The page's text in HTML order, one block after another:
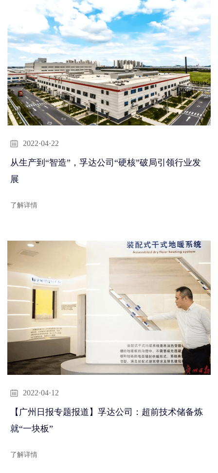
2022·04·22
从生产到“智造”，孚达公司“硬核”破局引领行业发
展
了解详情
2022·04·12
【广州日报专题报道】孚达公司：超前技术储备炼
就“一块板”
了解详情